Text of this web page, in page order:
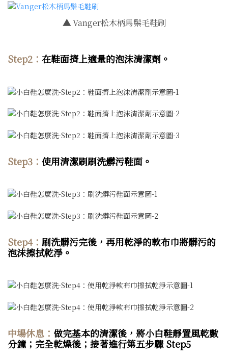
▲Vanger松木柄馬鬃毛鞋刷
Step2： 在鞋面擠上適量的泡沫清潔劑 。
Step3： 使用清潔刷刷洗髒污鞋面 。
Step4： 刷洗髒污完後，再用乾淨的軟布巾將髒污的
泡沫擦拭乾淨 。
中場休息： 做完基本的清潔後，將小白鞋靜置風乾數
分鐘；完全乾燥後 ；接著進行第五步驟 Step5